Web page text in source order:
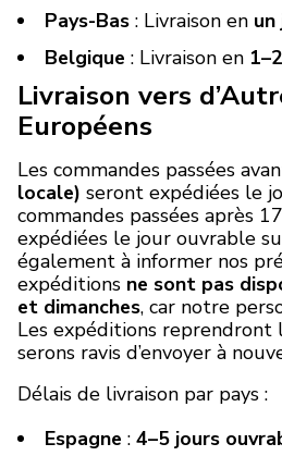
Pays-Bas: Livraison en
Belgique : Livraison en
Livraison vers
Européens
Les commandes passées
locale) seront expédiées le
commandes passées après
expédiées le jour ouvrable
également à informer nos
expéditions ne sont pas
et dimanches, car notre
Les expéditions reprendront
serons ravis d’envoyer à
Délais de livraison par pays :
Espagne : 4–5 jours